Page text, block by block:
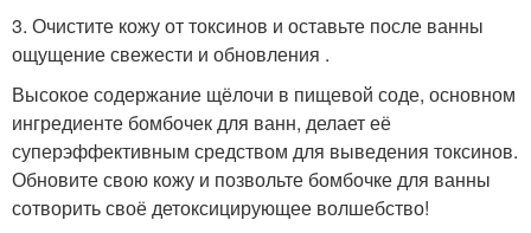
3. Очистите кожу от токсинов и оставьте после ванны
ощущение свежести и обновления .
Высокое содержание щёлочи в пищевой соде, основном
ингредиенте бомбочек для ванн, делает её
суперэффективным средством для выведения токсинов.
Обновите свою кожу и позвольте бомбочке для ванны
сотворить своё детоксицирующее волшебство!